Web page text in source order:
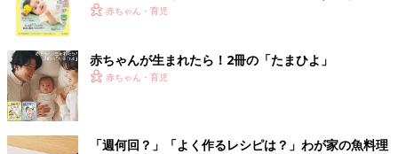
●初めてママ＆パパのための 365日の離乳食カレンダー
Amazonで見る
く！ おっぱい・ミルクの基本と夏のトラブル 解決テ
赤ちゃん・育児
赤ちゃんが生まれたら！2冊の「たまひよ」
赤ちゃん・育児
「週何回？」「よく作るレシピは？」わが家の魚料理